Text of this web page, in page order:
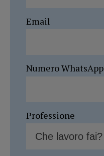
Email
Numero WhatsApp
Professione